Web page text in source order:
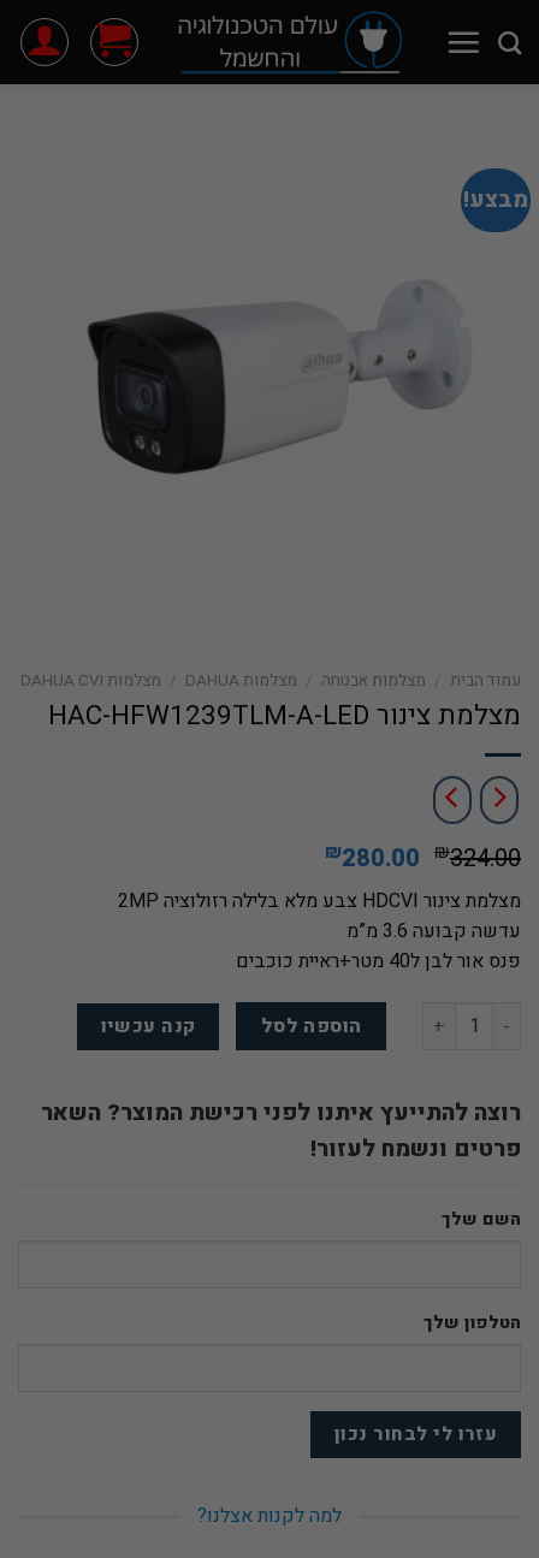
מבצע!
עמוד הבית / מצלמות אבטחה / מצלמות DAHUA / מצלמות DAHUA CVI
מצלמת צינור HAC-HFW1239TLM-A-LED
₪324.00 המחיר
המקורי
היה:
₪324.00.
₪280.00
הנוכחי
הוא:
מצלמת צינור HDCVI צבע מלא בלילה רזולוציה 2MP
עדשה קבועה 3.6 מ”מ
פנס אור לבן ל40 מטר+ראיית כוכבים
כמות של מצלמת צינור HAC-HFW1239TLM-A-LEDהוספה לסל קנה עכשיו
רוצה להתייעץ איתנו לפני רכישת המוצר? השאר
פרטים ונשמח לעזור!
השם שלך
הטלפון שלך
למה לקנות אצלנו?